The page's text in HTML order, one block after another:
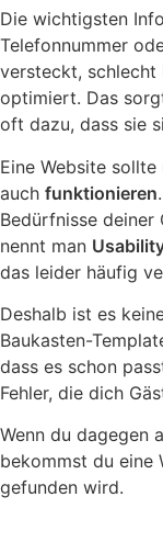
Die wichtigsten
Telefonnummer
versteckt,
optimiert. Das
oft dazu, dass sie
Eine Website
auch funktionieren
Bedürfnisse deiner
nennt man
das leider häufig
Deshalb ist es
Baukasten-
dass es schon
Fehler, die dich
Wenn du dagegen
bekommst du eine
gefunden wird.